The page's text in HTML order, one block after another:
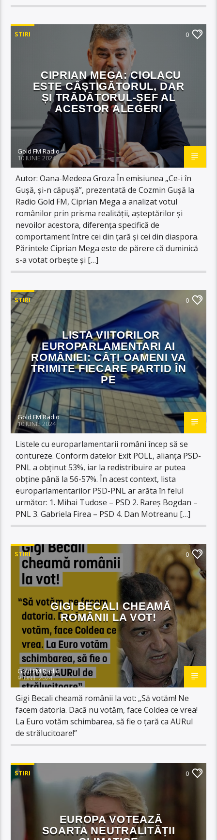
STIRI 0
CIPRIAN MEGA: CIOLACU
ESTE CÂȘTIGĂTORUL, DAR
ȘI TRĂDĂTORUL-ȘEF AL
ACESTOR ALEGERI
Gold FM Radio
10 IUNIE 2024
Autor: Oana-Medeea Groza În emisiunea „Ce-i în
Gușă, și-n căpușă”, prezentată de Cozmin Gușă la
Radio Gold FM, Ciprian Mega a analizat votul
românilor prin prisma realității, așteptărilor și
nevoilor acestora, diferența specifică de
comportament între cei din țară și cei din diaspora.
Părintele Ciprian Mega este de părere că duminică
s-a votat orbește și […]
STIRI 0
LISTA VIITORILOR
EUROPARLAMENTARI AI
ROMÂNIEI: CÂȚI OAMENI VA
TRIMITE FIECARE PARTID ÎN
PE
Gold FM Radio
10 IUNIE 2024
Listele cu europarlamentarii români încep să se
contureze. Conform datelor Exit POLL, alianța PSD-
PNL a obținut 53%, iar la redistribuire ar putea
obține până la 56-57%. În acest context, lista
europarlamentarilor PSD-PNL ar arăta în felul
următor: 1. Mihai Tudose – PSD 2. Rareş Bogdan –
PNL 3. Gabriela Firea – PSD 4. Dan Motreanu […]
STIRI 0
GIGI BECALI CHEAMĂ
ROMÂNII LA VOT!
Gold FM Radio
9 IUNIE 2024
Gigi Becali cheamă românii la vot: „Să votăm! Ne
facem datoria. Dacă nu votăm, face Coldea ce vrea!
La Euro votăm schimbarea, să fie o țară ca AURul
de strălucitoare!”
STIRI 0
EUROPA VOTEAZĂ
SOARTA NEUTRALITĂȚII